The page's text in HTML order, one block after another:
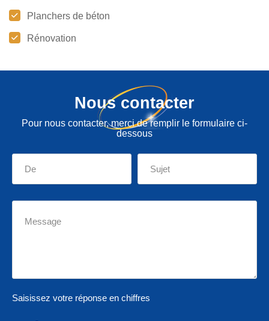
Planchers de béton
Rénovation
Nous contacter
Pour nous contacter, merci de remplir le formulaire ci-
dessous
Saisissez votre réponse en chiffres